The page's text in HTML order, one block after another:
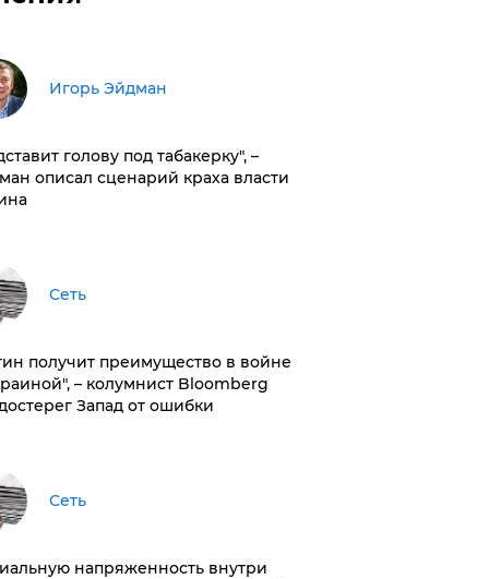
Игорь Эйдман
голову под табакерку", –
описал сценарий краха власти
Сеть
получит преимущество в войне
– колумнист Bloomberg
Запад от ошибки
Сеть
напряженность внутри